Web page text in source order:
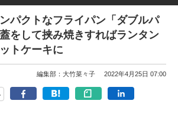
パクトなフライパン「ダブルパ
をして挟み焼きすればランタン
トケーキに
編集部：大竹菜々子 2022年4月25日 07:00